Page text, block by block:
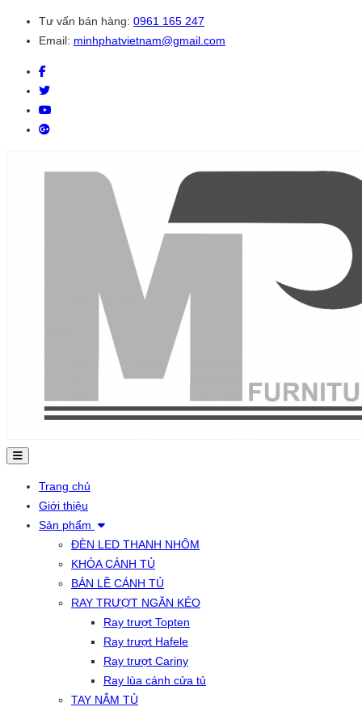
Tư vấn bán hàng: 0961 165 247
Email: minhphatvietnam@gmail.com
Trang chủ
Giới thiệu
Sản phẩm
ĐÈN LED THANH NHÔM
KHÓA CÁNH TỦ
BẢN LỀ CÁNH TỦ
RAY TRƯỢT NGĂN KÉO
Ray trượt Topten
Ray trượt Hafele
Ray trượt Cariny
Ray lùa cánh cửa tủ
TAY NẮM TỦ